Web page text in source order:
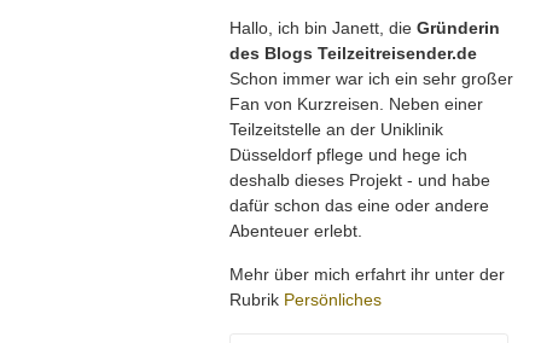
Hallo, ich bin Janett, die Gründerin
des Blogs Teilzeitreisender.de
Schon immer war ich ein sehr großer
Fan von Kurzreisen. Neben einer
Teilzeitstelle an der Uniklinik
Düsseldorf pflege und hege ich
deshalb dieses Projekt - und habe
dafür schon das eine oder andere
Abenteuer erlebt.
Mehr über mich erfahrt ihr unter der
Rubrik Persönliches